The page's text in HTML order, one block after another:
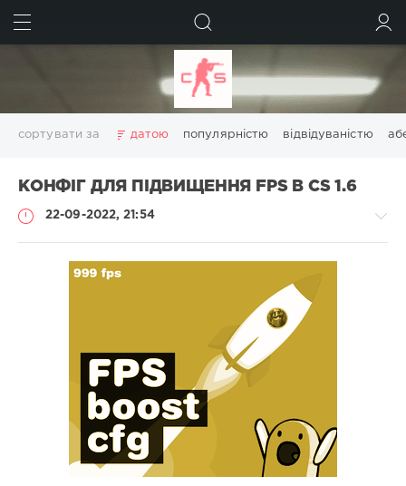
сортувати за датою популярністю відвідуваністю
КОНФІГ ДЛЯ ПІДВИЩЕННЯ FPS В CS 1.6
22-09-2022, 21:54